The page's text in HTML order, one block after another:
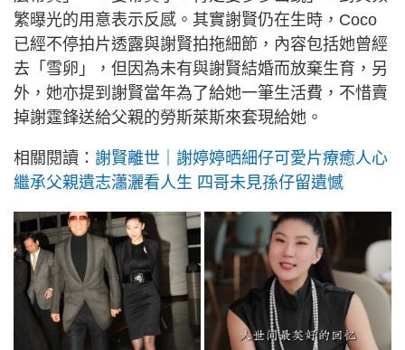
繁曝光的用意表示反感。其實謝賢仍在生時，Coco
已經不停拍片透露與謝賢拍拖細節，內容包括她曾經
去「雪卵」，但因為未有與謝賢結婚而放棄生育，另
外，她亦提到謝賢當年為了給她一筆生活費，不惜賣
掉謝霆鋒送給父親的勞斯萊斯來套現給她。
相關閱讀： 謝賢離世｜謝婷婷晒細仔可愛片療癒人心
繼承父親遺志瀟灑看人生 四哥未見孫仔留遺憾